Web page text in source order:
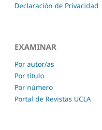
Declaración de Privacidad
EXAMINAR
Por autor/as
Por título
Por número
Portal de Revistas UCLA